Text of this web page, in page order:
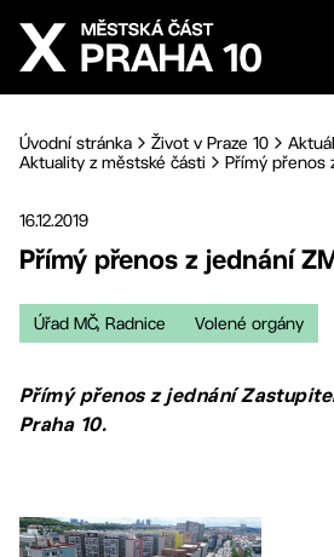
Přejít na hlavní obsah
Úvodní stránka Život v Praze 10
Aktuality z městské části
Přímý přenos
16.12.2019
Přímý přenos z jednání
Úřad MČ, Radnice Volené orgány
Přímý přenos z jednání
Praha 10.